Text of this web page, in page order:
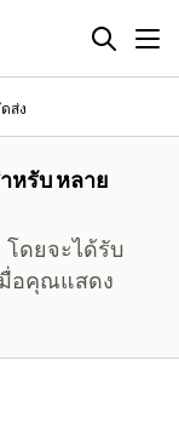
ส่ง
หรับ หลาย
โดยจะได้รับ
อคุณแสดง